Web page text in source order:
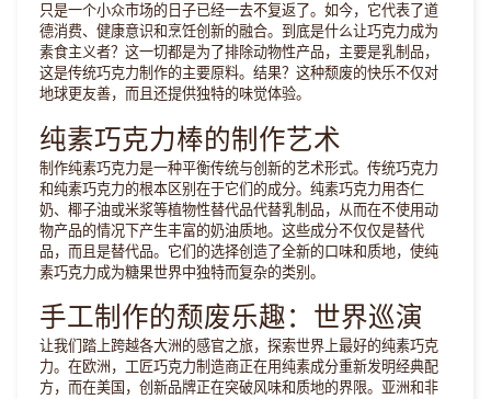
只是一个小众市场的日子已经一去不复返了。如今，它代表了道
德消费、健康意识和烹饪创新的融合。到底是什么让巧克力成为
素食主义者？这一切都是为了排除动物性产品，主要是乳制品，
这是传统巧克力制作的主要原料。结果？这种颓废的快乐不仅对
地球更友善，而且还提供独特的味觉体验。
纯素巧克力棒的制作艺术
制作纯素巧克力是一种平衡传统与创新的艺术形式。传统巧克力
和纯素巧克力的根本区别在于它们的成分。纯素巧克力用杏仁
奶、椰子油或米浆等植物性替代品代替乳制品，从而在不使用动
物产品的情况下产生丰富的奶油质地。这些成分不仅仅是替代
品，而且是替代品。它们的选择创造了全新的口味和质地，使纯
素巧克力成为糖果世界中独特而复杂的类别。
手工制作的颓废乐趣：世界巡演
让我们踏上跨越各大洲的感官之旅，探索世界上最好的纯素巧克
力。在欧洲，工匠巧克力制造商正在用纯素成分重新发明经典配
方，而在美国，创新品牌正在突破风味和质地的界限。亚洲和非